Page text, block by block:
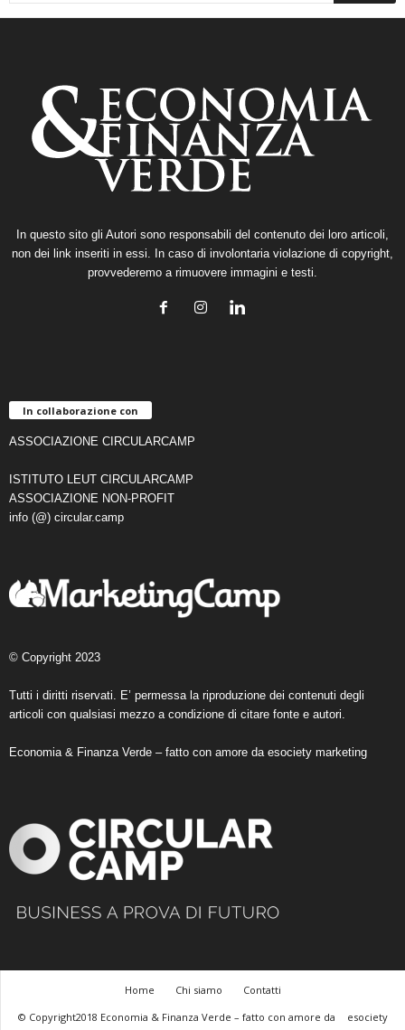
In questo sito gli Autori sono responsabili del contenuto dei loro articoli,
non dei link inseriti in essi. In caso di involontaria violazione di copyright,
provvederemo a rimuovere immagini e testi.
In collaborazione con
ASSOCIAZIONE CIRCULARCAMP
ISTITUTO LEUT CIRCULARCAMP
ASSOCIAZIONE NON-PROFIT
info (@) circular.camp
© Copyright 2023
Tutti i diritti riservati. E’ permessa la riproduzione dei contenuti degli
articoli con qualsiasi mezzo a condizione di citare fonte e autori.
Economia & Finanza Verde – fatto con amore da esociety marketing
Home Chi siamo
Contatti
© Copyright2018 Economia & Finanza Verde – fatto con amore da
esociety